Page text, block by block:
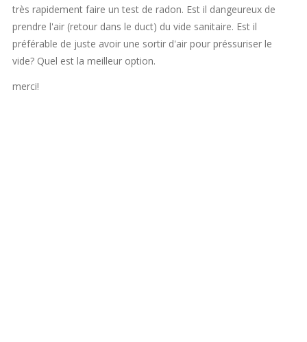
très rapidement faire un test de radon. Est il dangeureux de
prendre l'air (retour dans le duct) du vide sanitaire. Est il
préférable de juste avoir une sortir d'air pour préssuriser le
vide? Quel est la meilleur option.
merci!